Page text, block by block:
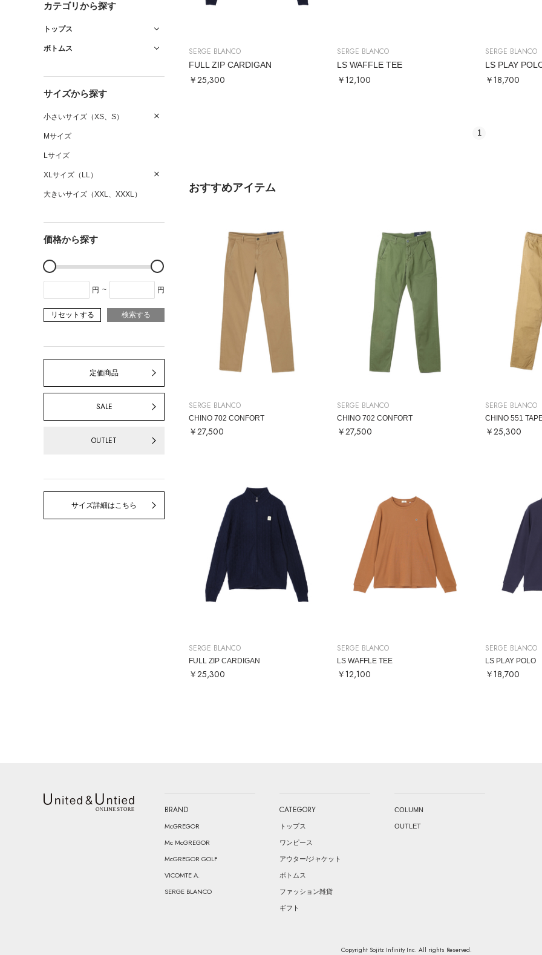
カテゴリから探す
トップス
ボトムス
サイズから探す
小さいサイズ（XS、S）
Mサイズ
Lサイズ
XLサイズ（LL）
大きいサイズ（XXL、XXXL）
価格から探す
円 ~ 円
リセットする 検索する
定価商品
SALE
OUTLET
サイズ詳細はこちら
SERGE BLANCO
FULL ZIP CARDIGAN
￥25,300
SERGE BLANCO
LS WAFFLE TEE
￥12,100
SERGE BLANCO
LS PLAY
￥18,700
1
おすすめアイテム
SERGE BLANCO
CHINO 702 CONFORT
￥27,500
SERGE BLANCO
CHINO 702 CONFORT
￥27,500
SERGE BLANCO
CHINO 551
￥25,300
SERGE BLANCO
FULL ZIP CARDIGAN
￥25,300
SERGE BLANCO
LS WAFFLE TEE
￥12,100
SERGE BLANCO
LS PLAY POLO
￥18,700
United & Untied ONLINE STORE
BRAND
McGREGOR
Mc McGREGOR
McGREGOR GOLF
VICOMTE A.
SERGE BLANCO
CATEGORY
トップス
ワンピース
アウター/ジャケット
ボトムス
ファッション雑貨
ギフト
COLUMN
OUTLET
Copyright Sojitz Infinity Inc. All rights Reserved.